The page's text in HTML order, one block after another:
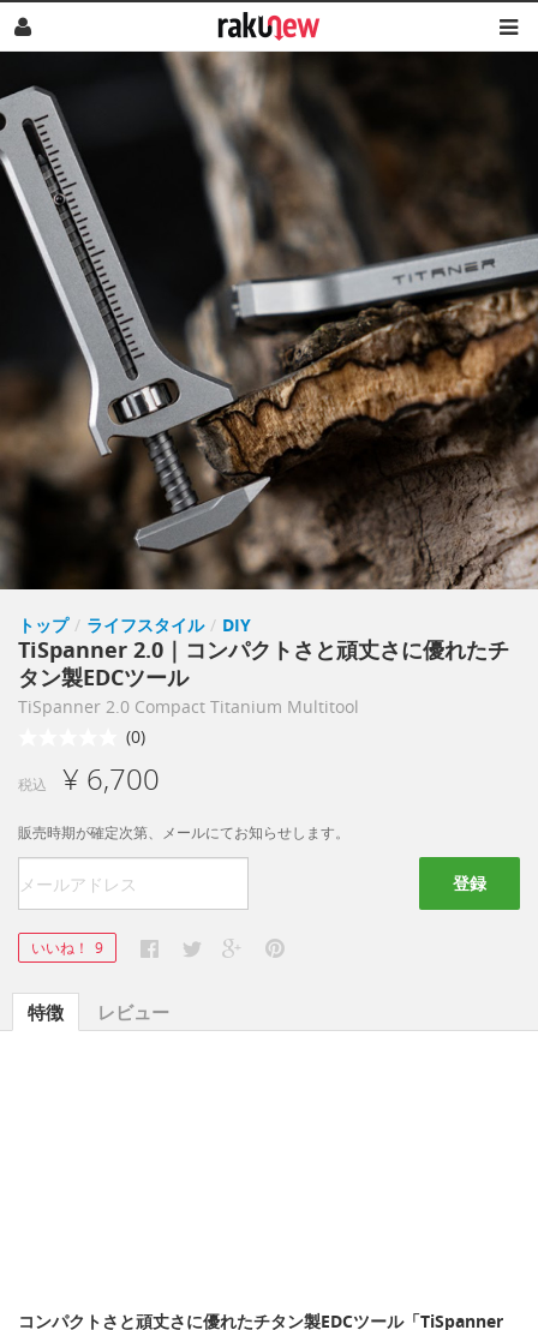
トップ / ライフスタイル / DIY
TiSpanner 2.0｜コンパクトさと頑丈さに優れたチ
タン製EDCツール
TiSpanner 2.0 Compact Titanium Multitool
(0)
税込 ¥ 6,700
販売時期が確定次第、メールにてお知らせします。
登録
いいね！ 9
特徴 レビュー
コンパクトさと頑丈さに優れたチタン製EDCツール「TiSpanner